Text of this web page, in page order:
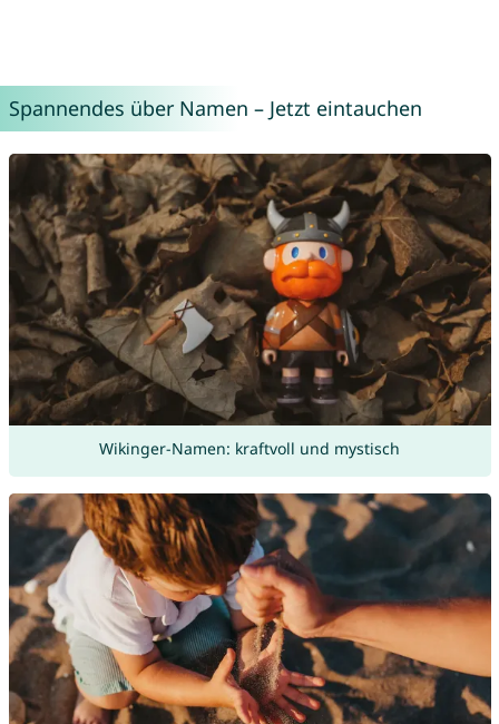
Spannendes über Namen – Jetzt eintauchen
Wikinger-Namen: kraftvoll und mystisch